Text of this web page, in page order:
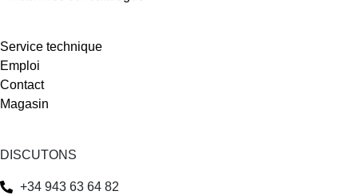
Service technique
Emploi
Contact
Magasin
DISCUTONS
+34 943 63 64 82